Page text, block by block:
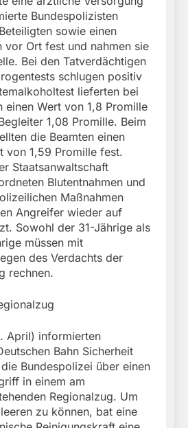
Bundespolizisten
sowie einen
vor Ort fest und nahmen sie
Bei den Tatverdächtigen
schlugen positiv
lieferten bei
einen Wert von 1,8 Promille
1,08 Promille. Beim
die Beamten einen
von 1,59 Promille fest.
Staatsanwaltschaft
Blutentnahmen und
Maßnahmen
Angreifer wieder auf
Sowohl der 31-Jährige als
müssen mit
des Verdachts der
rechnen.
April) informierten
Bahn Sicherheit
Bundespolizei über einen
in einem am
Regionalzug. Um
zu können, bat eine